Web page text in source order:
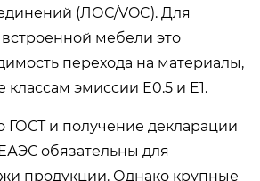
(ЛОС/VOC). Для
мебели это
перехода на материалы,
эмиссии E0.5 и E1.
ГОСТ и получение декларации
обязательны для
продукции. Однако крупные